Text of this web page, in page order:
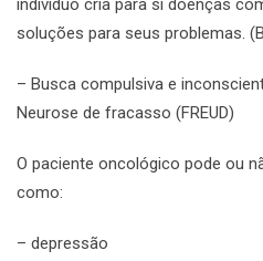
indivíduo cria para si doenças
soluções para seus problemas.
– Busca compulsiva e
Neurose de fracasso (FREUD)
O paciente oncológico pode ou
como:
– depressão